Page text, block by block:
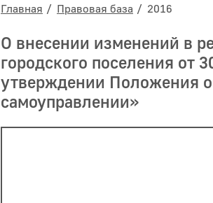
Главная Правовая база 2016
О внесении изменений в
городского поселения от
утверждении Положения
самоуправлении»